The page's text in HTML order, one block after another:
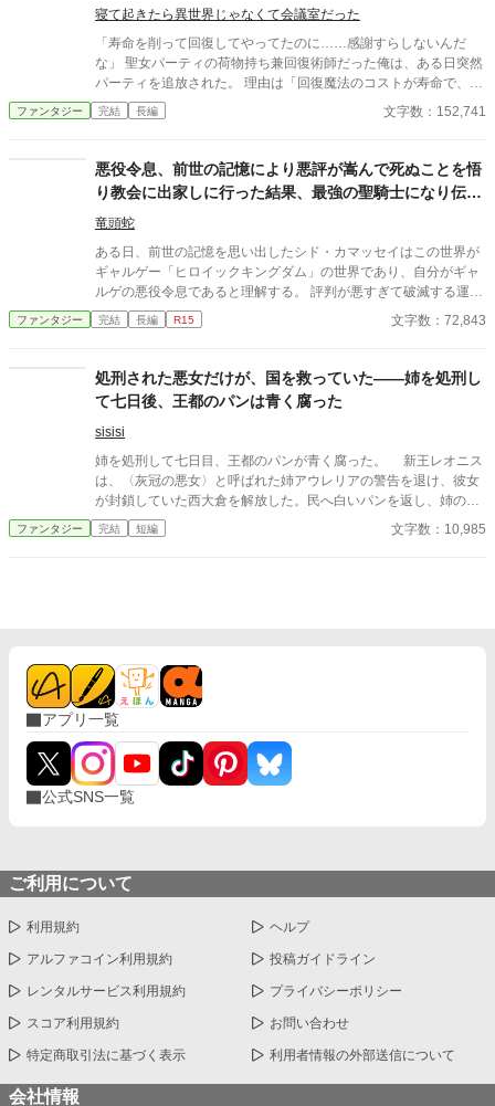
びに毛が抜け、骨がスカスカになるが良い〜
寝て起きたら異世界じゃなくて会議室だった
「寿命を削って回復してやってたのに……感謝すらしないんだ
な」 聖女パーティの荷物持ち兼回復術師だった俺は、ある日突然
パーティを追放された。 理由は「回復魔法のコストが寿命で、も
うすぐ死ぬ無能はいらない」という勝手な思い込み。 だが、彼ら
は知らなかった。 俺の正体が、この世界の生命を司る世界樹の根
にいたからこそ、彼らは「若さ」と「健康」を維持できていたの
だ。 「俺がいなくなったら、誰が君たちの老化を止めるの？」 俺
がいなくなった途端、聖女たちの身体に異変が起きる。 回復魔法
を唱えるたびに、自慢の金髪はバサバサと抜け落ち、肌は土色
に。 若さに溺れていた彼女たちは、骨がスカスカになり、杖なし
では歩けない老婆のような姿へと変わり果てていく。 一方、解放
された俺は隣国の美少女皇女に拾われ、世界樹の力で枯れた大地
を森に変える「現人神」として崇められていた。 「今さら戻って
きて？ ……悪いけど、そのハゲ散らかした老婆、誰だっけ？」 す
いく物語。
ファンタジー 完結 長編 文字数：152,741
悪役令息、前世の記憶により悪評が嵩んで死ぬことを悟
り教会に出家しに行った結果、最強の聖騎士になり伝説
になる
竜頭蛇
ある日、前世の記憶を思い出したシド・カマッセイはこの世界が
ギャルゲー「ヒロイックキングダム」の世界であり、自分がギャ
ルゲの悪役令息であると理解する。 評判が悪すぎて破滅する運命
にあるが父親が毒親でシドの悪評を広げたり、関係を作ったもの
には危害を加えるので現状では何をやっても悪評に繋がるを悟
教会で働くうちに評判が上がりすぎて、聖女や信者から崇められ
たり、女神から一目置かれ、やがて最強の聖騎士となり、伝説と
なる物語。
ファンタジー 完結 長編 R15 文字数：72,843
処刑された悪女だけが、国を救っていた――姉を処刑し
て七日後、王都のパンは青く腐った
sisisi
姉を処刑して七日目、王都のパンが青く腐った。 新王レオニス
は、〈灰冠の悪女〉と呼ばれた姉アウレリアの警告を退け、彼女
が封鎖していた西大倉を解放した。民へ白いパンを返し、姉の圧
政を終わらせる。それが正しい王の最初の仕事だと信じていた。
しかし、配られたパンの内側には青い筋が走り、口にした者た
とを知るレオニス。彼は姉が残した七つの報告書を読み、公爵の
逃亡を自らの判断で阻止する。 その南門へ、安全な穀物を積ん
だ長い輸送隊が到着した。先頭の馬車から降りた人物を見て、レ
オニスは言葉を失う。 悪女として処刑された有能な王女と、民
の拍手を選んでしまった弟王の、逆転と後悔、そして再生の物
語。
ファンタジー 完結 短編 文字数：10,985
アプリ一覧
公式SNS一覧
ご利用について
利用規約 ヘルプ
アルファコイン利用規約 投稿ガイドライン
レンタルサービス利用規約 プライバシーポリシー
スコア利用規約 お問い合わせ
特定商取引法に基づく表示 利用者情報の外部送信について
会社情報